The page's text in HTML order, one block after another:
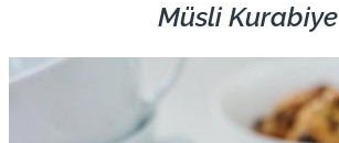
Müsli Kurabiye